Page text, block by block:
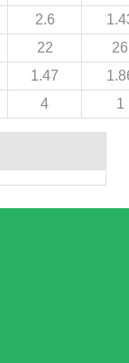
2.6
22
26
1.47
4 1